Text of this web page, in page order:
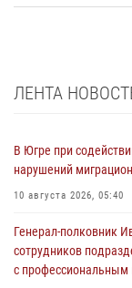
ЛЕНТА
В Югре при
нарушений
10 августа 2026, 05:40
Генерал-полковник
сотрудников
с профессиональным